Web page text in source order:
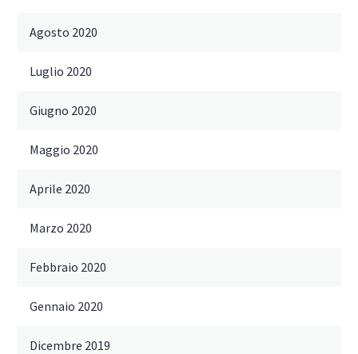
Agosto 2020
Luglio 2020
Giugno 2020
Maggio 2020
Aprile 2020
Marzo 2020
Febbraio 2020
Gennaio 2020
Dicembre 2019